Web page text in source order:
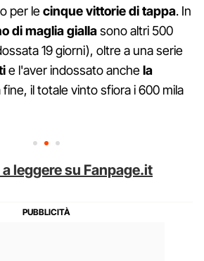
per lecinque vittorie di tappa. In
di maglia giallasono altri 500
19 giorni), oltre a una serie
e l'aver indossato anchela
fine, il totale vinto sfiora i 600 mila
leggere su Fanpage.it